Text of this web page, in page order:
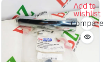
Add to
wishlist
Compare